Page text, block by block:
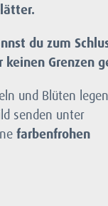
du zum
Grenzen
und Blüten
senden unter
farbenfrohen